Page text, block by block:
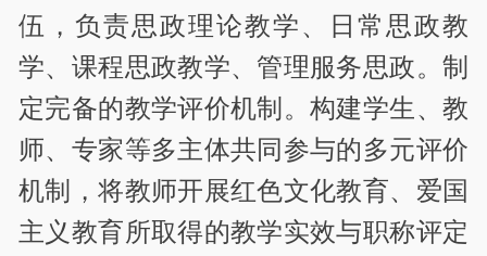
伍，负责思政理论教学、日常思政教
学、课程思政教学、管理服务思政。制
定完备的教学评价机制。构建学生、教
师、专家等多主体共同参与的多元评价
机制，将教师开展红色文化教育、爱国
主义教育所取得的教学实效与职称评定